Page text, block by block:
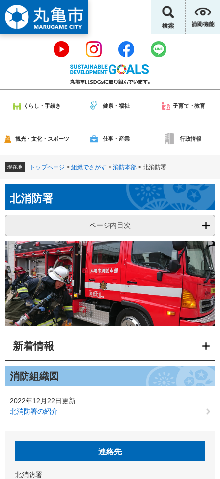
ー
ジ
の
。
ニ
ュ
ー
て
くらし・手続き 健康・福祉 子育て・教育
観光・文化・スポーツ 仕事・産業 行政情報
現在地 トップページ > 組織でさがす > 消防本部 > 北消防署
文北消防署
ページ内目次
新着情報
消防組織図
2022年12月22日更新
北消防署の紹介
連絡先
北消防署